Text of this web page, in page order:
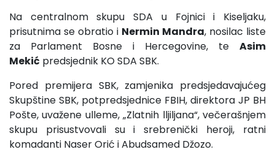
Na centralnom skupu SDA u Fojnici i Kiseljaku,
prisutnima se obratio i Nermin Mandra, nosilac liste
za Parlament Bosne i Hercegovine, te Asim
Mekić predsjednik KO SDA SBK.
Pored premijera SBK, zamjenika predsjedavajućeg
Skupštine SBK, potpredsjednice FBIH, direktora JP BH
Pošte, uvažene ulleme, „Zlatnih lljiljana“, večerašnjem
skupu prisustvovali su i srebrenički heroji, ratni
komadanti Naser Orić i Abudsamed Džozo.